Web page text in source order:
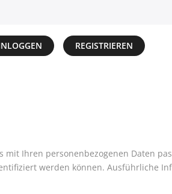
REGISTRIEREN
Ihren personenbezogenen Daten
werden können. Ausführliche